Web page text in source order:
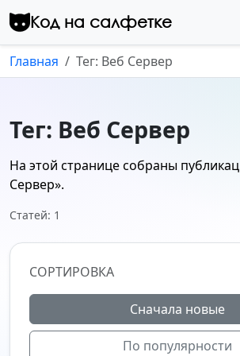
Перейти к контенту
Код на салфетке
Главная Тег: Веб Сервер
Тег: Веб Сервер
На этой странице собраны
Сервер».
Статей: 1
СОРТИРОВКА
Сначала новые
По популярности